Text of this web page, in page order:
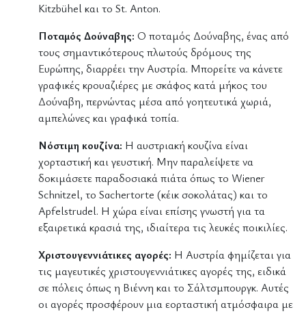
Kitzbühel και το St. Anton.
Ποταμός Δούναβης: Ο ποταμός Δούναβης, ένας από
τους σημαντικότερους πλωτούς δρόμους της
Ευρώπης, διαρρέει την Αυστρία. Μπορείτε να κάνετε
γραφικές κρουαζιέρες με σκάφος κατά μήκος του
Δούναβη, περνώντας μέσα από γοητευτικά χωριά,
αμπελώνες και γραφικά τοπία.
Νόστιμη κουζίνα: Η αυστριακή κουζίνα είναι
χορταστική και γευστική. Μην παραλείψετε να
δοκιμάσετε παραδοσιακά πιάτα όπως το Wiener
Schnitzel, το Sachertorte (κέικ σοκολάτας) και το
Apfelstrudel. Η χώρα είναι επίσης γνωστή για τα
εξαιρετικά κρασιά της, ιδιαίτερα τις λευκές ποικιλίες.
Χριστουγεννιάτικες αγορές: Η Αυστρία φημίζεται για
τις μαγευτικές χριστουγεννιάτικες αγορές της, ειδικά
σε πόλεις όπως η Βιέννη και το Σάλτσμπουργκ. Αυτές
οι αγορές προσφέρουν μια εορταστική ατμόσφαιρα με